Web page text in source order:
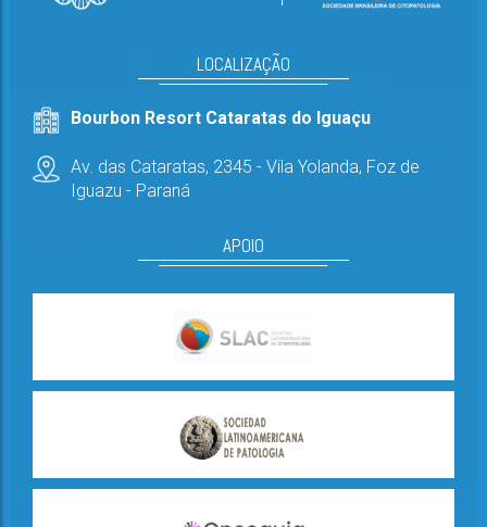
LOCALIZAÇÃO
Bourbon Resort Cataratas do Iguaçu
Av. das Cataratas, 2345 - Vila Yolanda, Foz de
Iguazu - Paraná
APOIO